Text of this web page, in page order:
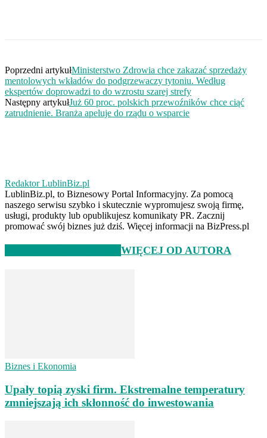
Poprzedni artykułMinisterstwo Zdrowia chce zakazać sprzedaży
mentolowych wkładów do podgrzewaczy tytoniu. Według
ekspertów doprowadzi to do wzrostu szarej strefy
Następny artykułJuż 60 proc. polskich przewoźników chce ciąć
zatrudnienie. Branża apeluje do rządu o wsparcie
Redaktor LublinBiz.pl
LublinBiz.pl, to Biznesowy Portal Informacyjny. Za pomocą
naszego serwisu szybko i skutecznie wypromujesz swoją firmę,
usługi, produkty lub opublikujesz komunikaty PR. Zacznij
promować swój biznes już dziś. Więcej informacji na BizPress.pl
WIĘCEJ OD AUTORA
Biznes i Ekonomia
Upały topią zyski firm. Ekstremalne temperatury
zmniejszają ich skłonność do inwestowania